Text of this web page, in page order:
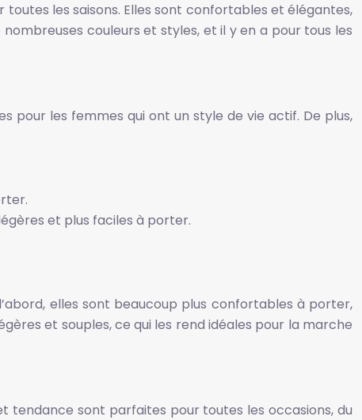
les saisons. Elles sont confortables et élégantes,
couleurs et styles, et il y en a pour tous les
pour les femmes qui ont un style de vie actif. De plus,
et plus faciles à porter.
elles sont beaucoup plus confortables à porter,
et souples, ce qui les rend idéales pour la marche
tendance sont parfaites pour toutes les occasions, du